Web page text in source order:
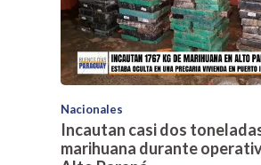
Nacionales
Incautan casi dos
marihuana durante